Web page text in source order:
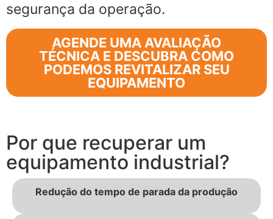
segurança da operação.
AGENDE UMA AVALIAÇÃO
TÉCNICA E DESCUBRA COMO
PODEMOS REVITALIZAR SEU
EQUIPAMENTO
Por que recuperar um
equipamento industrial?
Redução do tempo de parada da produção